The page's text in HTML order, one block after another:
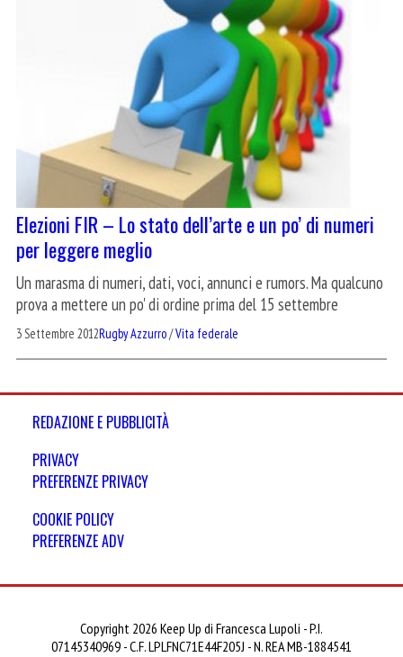
Elezioni FIR – Lo stato dell’arte e un po’ di numeri
per leggere meglio
Un marasma di numeri, dati, voci, annunci e rumors. Ma qualcuno
prova a mettere un po' di ordine prima del 15 settembre
3 Settembre 2012Rugby Azzurro/Vita federale
REDAZIONE E PUBBLICITÀ
PRIVACY
PREFERENZE PRIVACY
COOKIE POLICY
PREFERENZE ADV
Copyright 2026 Keep Up di Francesca Lupoli - P.I.
07145340969 - C.F. LPLFNC71E44F205J - N. REA MB-1884541